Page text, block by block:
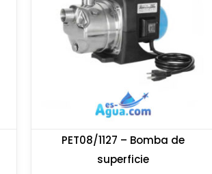
PET08/1127 – Bomba de
superficie